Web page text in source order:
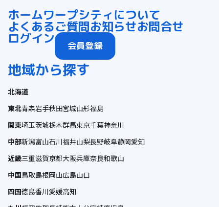
ホームワープシティについて
よくあるご質問お知らせお問合せ
ログイン 会員登録
地域から探す
北海道
東北青森岩手秋田宮城山形福島
関東埼玉茨城栃木群馬東京千葉神奈川
中部新潟富山石川福井山梨長野岐阜静岡愛知
近畿三重滋賀京都大阪兵庫奈良和歌山
中国鳥取島根岡山広島山口
四国徳島香川愛媛高知